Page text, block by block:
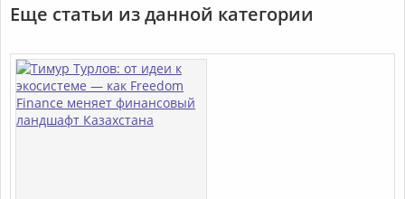
Еще статьи из данной категории